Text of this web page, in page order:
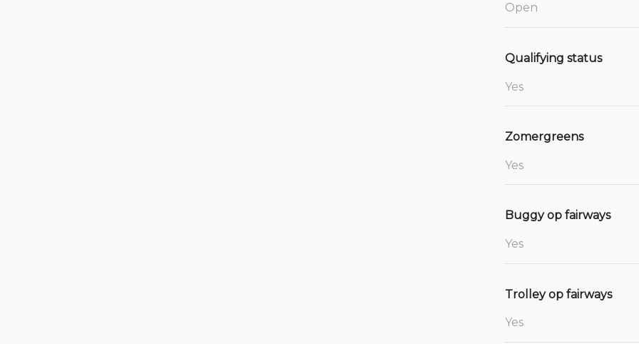
Open
Qualifying status
Yes
Zomergreens
Yes
Buggy op fairways
Yes
Trolley op fairways
Yes